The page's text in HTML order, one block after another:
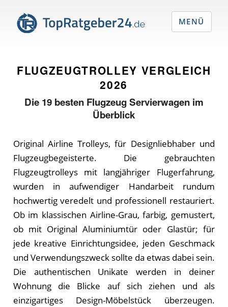
FLUGZEUGTROLLEY VERGLEICH
2026
Die 19 besten Flugzeug Servierwagen im
Überblick
Original Airline Trolleys, für Designliebhaber und
Flugzeugbegeisterte. Die gebrauchten
Flugzeugtrolleys mit langjähriger Flugerfahrung,
wurden in aufwendiger Handarbeit rundum
hochwertig veredelt und professionell restauriert.
Ob im klassischen Airline-Grau, farbig, gemustert,
ob mit Original Aluminiumtür oder Glastür; für
jede kreative Einrichtungsidee, jeden Geschmack
und Verwendungszweck sollte da etwas dabei sein.
Die authentischen Unikate werden in deiner
Wohnung die Blicke auf sich ziehen und als
einzigartiges Design-Möbelstück überzeugen.
MENÜ